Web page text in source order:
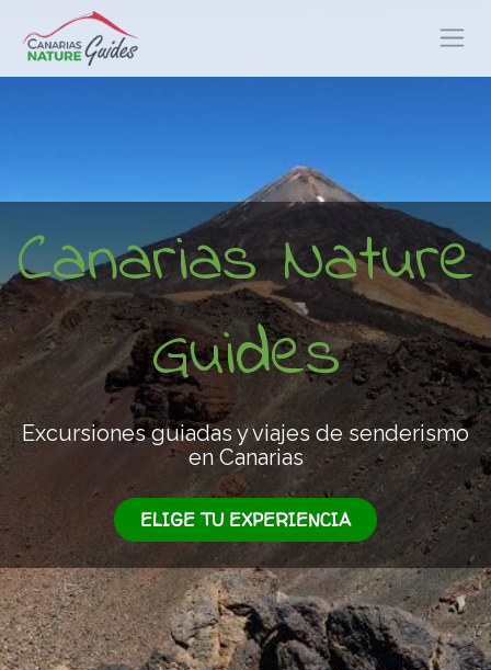
Canarias Nature
Guides
Excursiones guiadas y viajes de senderismo
en Canarias
ELIGE TU EXPERIENCIA